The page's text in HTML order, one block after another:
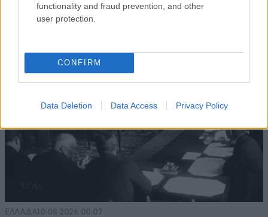
functionality and fraud prevention, and other
user protection.
CONFIRM
Data Deletion Data Access Privacy Policy
TRENDING
ΕΛΛΑΔΑ10·08·2026 00:07